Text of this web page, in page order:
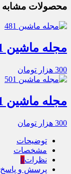
محصولات مشابه
مجله ماشین 481
300 هزار تومان
مجله ماشین 501
300 هزار تومان
توضیحات
مشخصات
نظرات0
پرسش و پاسخ